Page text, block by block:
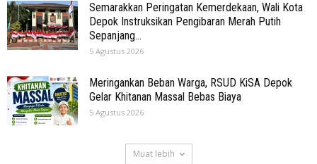
Semarakkan Peringatan Kemerdekaan, Wali Kota
Depok Instruksikan Pengibaran Merah Putih
Sepanjang...
5 Agustus 2026
Meringankan Beban Warga, RSUD KiSA Depok
Gelar Khitanan Massal Bebas Biaya
5 Agustus 2026
Muat lebih